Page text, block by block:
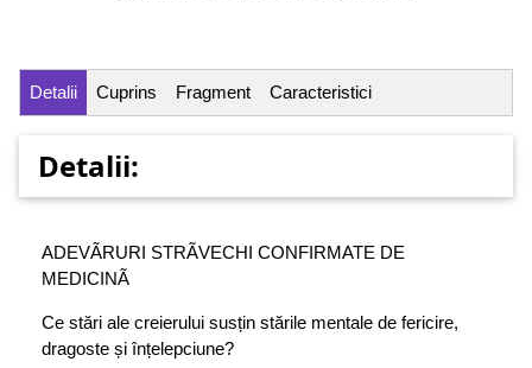
Detalii Cuprins Fragment Caracteristici
Detalii:
ADEVÃRURI STRÃVECHI CONFIRMATE DE
MEDICINÃ
Ce stări ale creierului susțin stările mentale de fericire,
dragoste și înțelepciune?